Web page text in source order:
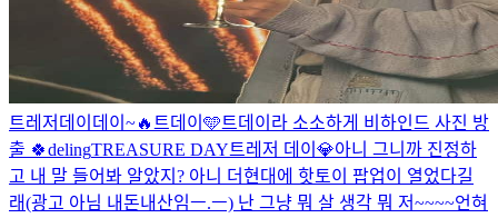
트레저데이데이~🔥 트데이🩵트데이라 소소하게 비하인드 사진 방
출 🍀delingTREASURE DAY트레저 데이💎아니 그니까 진정하
고 내 말 들어봐 알았지? 아니 더현대에 핫토이 팝업이 열었다길
래(광고 아님 내돈내산임ㅡ.ㅡ) 난 그냥 뭐 살 생각 뭐 저~~~~언혀